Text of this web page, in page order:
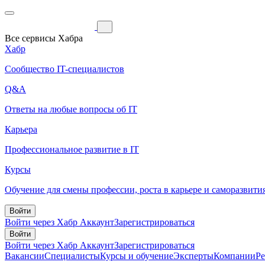
Все сервисы Хабра
Хабр
Сообщество IT-специалистов
Q&A
Ответы на любые вопросы об IT
Карьера
Профессиональное развитие в IT
Курсы
Обучение для смены профессии, роста в карьере и
Войти
Войти через Хабр АккаунтЗарегистрироваться
Войти
Войти через Хабр АккаунтЗарегистрироваться
ВакансииСпециалистыКурсы и обучениеЭкспертыКомпании